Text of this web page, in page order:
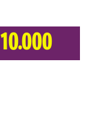
10.000